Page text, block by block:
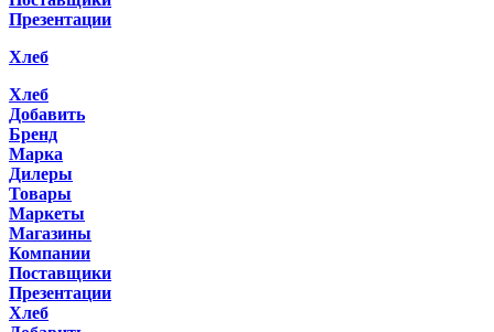
Презентации
Хлеб
Хлеб
Добавить
Бренд
Марка
Дилеры
Товары
Маркеты
Магазины
Компании
Поставщики
Презентации
Хлеб